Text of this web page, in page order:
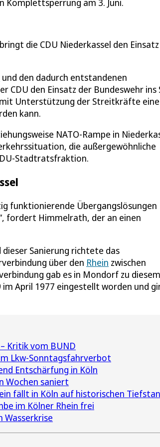
am 3. Juni.
die CDU Niederkassel den Einsatz
und den dadurch entstandenen
den Einsatz der Bundeswehr ins
Unterstützung der Streitkräfte eine
kann.
NATO-Rampe in
die außergewöhnliche
Stadtratsfraktion.
funktionierende Übergangslösungen
fordert Himmelrath, der an einen
Sanierung richtete das
über den Rhein zwischen
gab es in Mondorf zu diesem
April 1977 eingestellt worden und
Kritik vom BUND
Lkw-Sonntagsfahrverbot
Entschärfung in Köln
Wochen saniert
fällt in Köln auf historischen
im Kölner Rhein frei
Wasserkrise